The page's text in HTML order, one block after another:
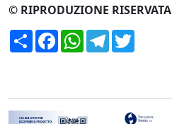
© RIPRODUZIONE RISERVATA
CondividiFacebookWhatsApp
Telegram